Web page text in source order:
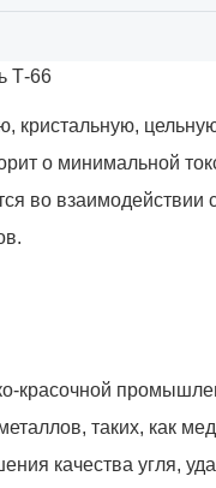
Т-66
кристальную,
о минимальной
во взаимодействии
красочной
таких, как
качества угля,